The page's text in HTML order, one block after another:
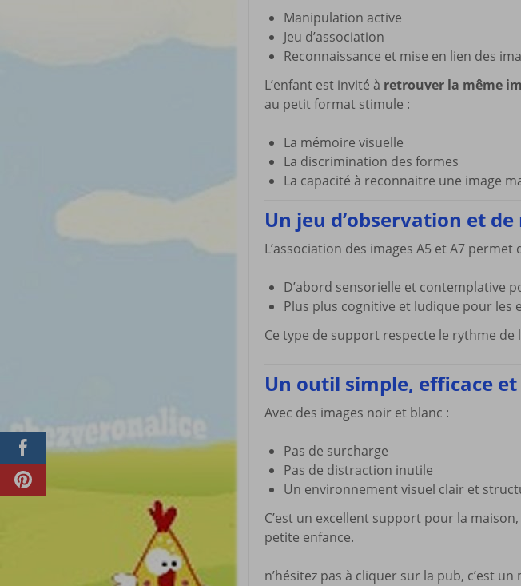
Manipulation active
Jeu d’association
Reconnaissance et mise en lien des
L’enfant est invité à retrouver la même
au petit format stimule :
La mémoire visuelle
La discrimination des formes
La capacité à reconnaitre une image
Un jeu d’observation et
L’association des images A5 et A7
D’abord sensorielle et contemplative
Plus plus cognitive et ludique pour les
Ce type de support respecte le rythme
Un outil simple, efficace
Avec des images noir et blanc :
Pas de surcharge
Pas de distraction inutile
Un environnement visuel clair et
C’est un excellent support pour la
petite enfance.
n’hésitez pas à cliquer sur la pub, c’est